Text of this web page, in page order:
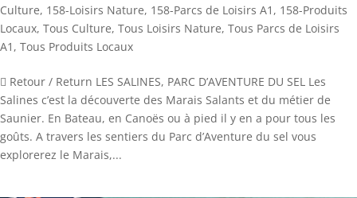
Culture, 158-Loisirs Nature, 158-Parcs de Loisirs A1 , 158-Produits
Locaux, Tous Culture, Tous Loisirs Nature, Tous Parcs de Loisirs
A1 , Tous Produits Locaux
 Retour / Return LES SALINES, PARC D’AVENTURE DU SEL Les
Salines c’est la découverte des Marais Salants et du métier de
Saunier. En Bateau, en Canoës ou à pied il y en a pour tous les
goûts. A travers les sentiers du Parc d’Aventure du sel vous
explorerez le Marais,...